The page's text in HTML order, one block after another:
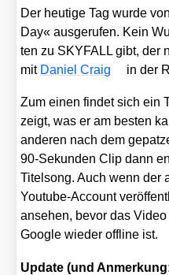
Der heu­ti­ge Tag wur­de
Day« aus­ge­ru­fen. Kein
ten zu SKYFALL gibt, der
mit Dani­el Craig in der
Zum einen fin­det sich ein
zeigt, was er am bes­ten
ande­ren nach dem
90-Sekun­den Clip dann
Titel­song. Auch wenn der
You­tube-Account
anse­hen, bevor das
Goog­le wie­der off­line ist.
Update (und